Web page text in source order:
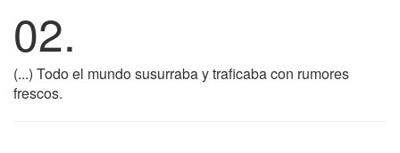
02.
(...) Todo el mundo susurraba y traficaba con rumores
frescos.